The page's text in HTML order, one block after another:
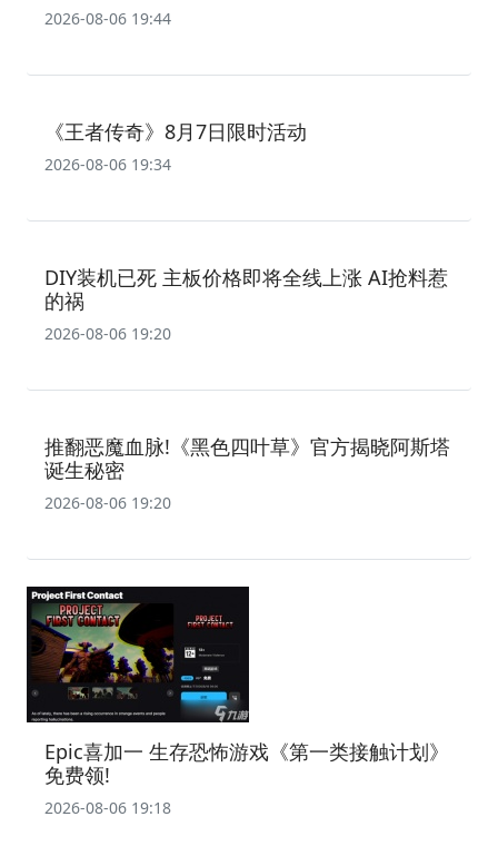
2026-08-06 19:44
《王者传奇》8月7日限时活动
2026-08-06 19:34
DIY装机已死 主板价格即将全线上涨 AI抢料惹
的祸
2026-08-06 19:20
推翻恶魔血脉!《黑色四叶草》官方揭晓阿斯塔
诞生秘密
2026-08-06 19:20
Epic喜加一 生存恐怖游戏《第一类接触计划》
免费领!
2026-08-06 19:18